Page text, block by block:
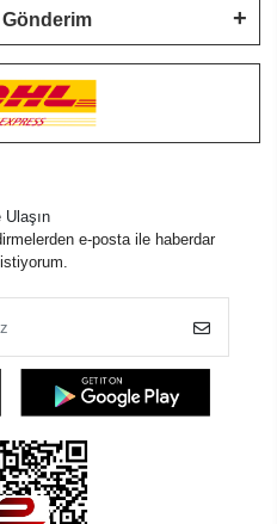
Gönderim
Ulaşın
e-posta ile haberdar